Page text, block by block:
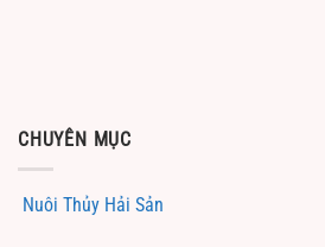
CHUYÊN MỤC
Nuôi Thủy Hải Sản